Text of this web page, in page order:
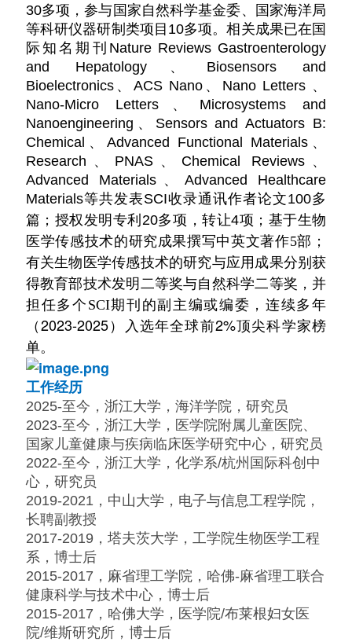
30多项，参与国家自然科学基金委、国家海洋局
等科研仪器研制类项目 10多项。相关成果已在国
际知名期刊 Nature Reviews Gastroenterology
and Hepatology 、 Biosensors and
Bioelectronics、 ACS Nano、 Nano Letters 、
Nano-Micro Letters 、Microsystems and
Nanoengineering、Sensors and Actuators B:
Chemical、 Advanced Functional Materials、
Research 、 PNAS、 Chemical Reviews 、
Advanced Materials 、 Advanced Healthcare
Materials等共发表SCI收录通讯作者论文100多
篇； 授权 发明专利 20多项，转让4项；基于生物
医学传感技术的研究成果撰写中英文著作5部；
有关生物医学传感技术的研究与应用成果分别获
得教育部技术发明二等奖与自然科学二等奖，并
担任多个 SCI期刊的副主编或编委，连续多年
（2023-2025）入选年全球前2%顶尖科学家榜
单。
工作经历
2025-至今，浙江大学，海洋学院，研究员
2023-至今，浙江大学，医学院附属儿童医院、
国家儿童健康与疾病临床医学研究中心，研究员
2022-至今，浙江大学，化学系/杭州国际科创中
心， 研究员
2019-2021，中山大学，电子与信息工程学院，
长聘副教授
2017-2019，塔夫茨大学，工学院生物医学工程
系，博士后
2015-2017，麻省理工学院， 哈佛-麻省理工联合
健康科学与技术中心，博士后
2015-2017，哈佛大学，医学院/布莱根妇女医
院/维斯研究所，博士后